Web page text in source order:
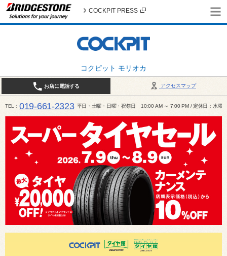
コクピット モリオカ
COCKPIT PRESS
アクセスマップ
お店に電話する
TEL 019-661-2323 平日・土曜・日曜・祝祭日 10:00 AM ～ 7:00 PM / 定休日：水曜